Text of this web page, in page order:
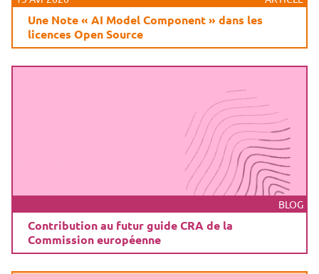
Une Note « AI Model Component » dans les
licences Open Source
BLOG
Contribution au futur guide CRA de la
Commission européenne